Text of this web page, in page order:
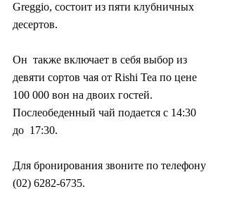
Greggio, состоит из пяти клубничных
десертов.
Он  также включает в себя выбор из
девяти сортов чая от Rishi Tea по цене
100 000 вон на двоих гостей.
Послеобеденный чай подается с 14:30
до  17:30.
Для бронирования звоните по телефону
(02) 6282-6735.